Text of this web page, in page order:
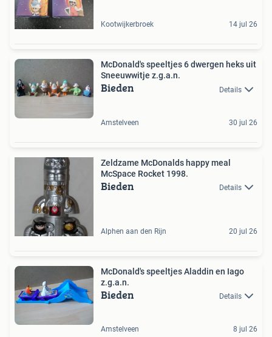
Kootwijkerbroek 14 jul 26
McDonald's speeltjes 6 dwergen heks uit
Sneeuwwitje z.g.a.n.
Bieden Details
Amstelveen 30 jul 26
Zeldzame McDonalds happy meal
McSpace Rocket 1998.
Bieden Details
Alphen aan den Rijn 20 jul 26
McDonald's speeltjes Aladdin en Iago
z.g.a.n.
Bieden Details
Amstelveen 8 jul 26